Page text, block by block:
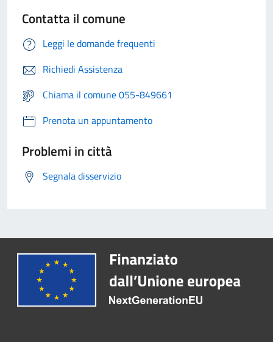
Contatta il comune
Leggi le domande frequenti
Richiedi Assistenza
Chiama il comune 055-849661
Prenota un appuntamento
Problemi in città
Segnala disservizio